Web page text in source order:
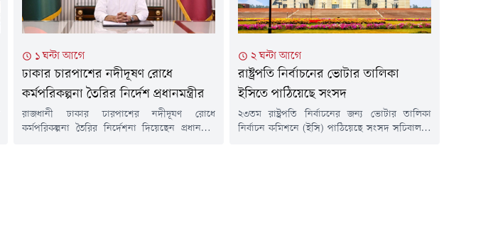
১ ঘন্টা আগে
ঢাকার চারপাশের নদীদূষণ রোধে
কর্মপরিকল্পনা তৈরির নির্দেশ প্রধানমন্ত্রীর
রাজধানী ঢাকার চারপাশের নদীদূষণ রোধে
কর্মপরিকল্পনা তৈরির নির্দেশনা দিয়েছেন প্রধানমন্ত্রী
২ ঘন্টা আগে
রাষ্ট্রপতি নির্বাচনের ভোটার তালিকা
ইসিতে পাঠিয়েছে সংসদ
২৩তম রাষ্ট্রপতি নির্বাচনের জন্য ভোটার তালিকা
নির্বাচন কমিশনে (ইসি) পাঠিয়েছে সংসদ সচিবালয়।